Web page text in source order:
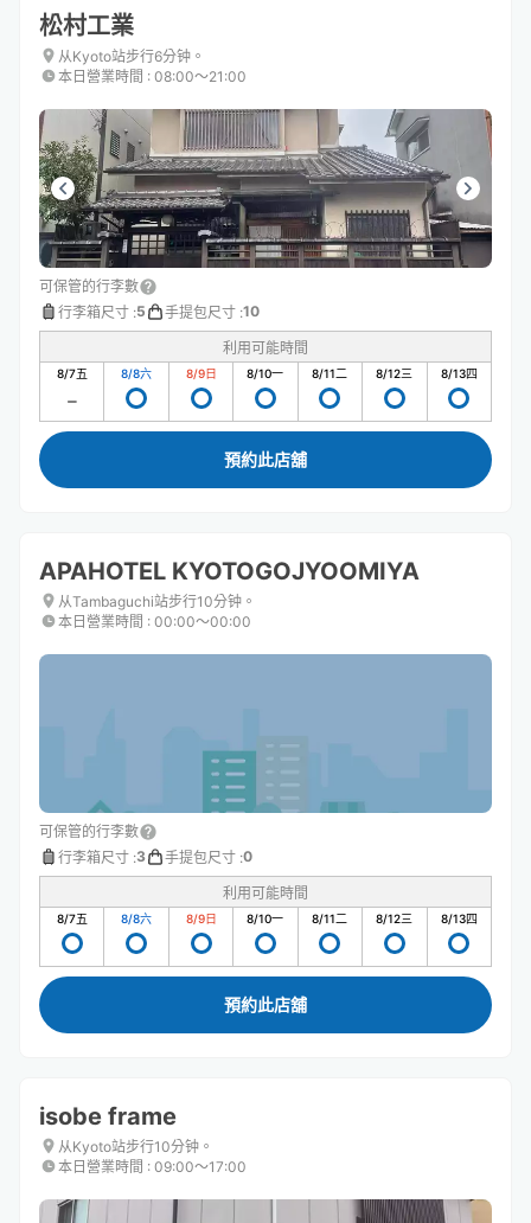
松村工業
从Kyoto站步行6分钟。
本日營業時間 : 08:00〜21:00
可保管的行李數
行李箱尺寸 :5 手提包尺寸 :10
利用可能時間
8/7五 8/8六 8/9日 8/10一 8/11二 8/12三 8/13四
預約此店舖
APAHOTEL KYOTOGOJYOOMIYA
从Tambaguchi站步行10分钟。
本日營業時間 : 00:00〜00:00
可保管的行李數
行李箱尺寸 :3 手提包尺寸 :0
利用可能時間
8/7五 8/8六 8/9日 8/10一 8/11二 8/12三 8/13四
預約此店舖
isobe frame
从Kyoto站步行10分钟。
本日營業時間 : 09:00〜17:00